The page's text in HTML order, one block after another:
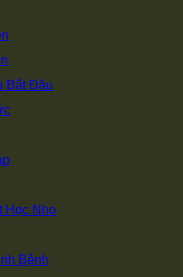
Bắt Đầu
Học Nho
Bệnh